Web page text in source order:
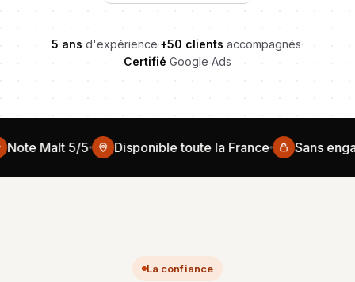
5 ans d'expérience·+50 clients accompagnés·
Certifié Google Ads
Malt 5/5 Disponible toute la France Sans
La confiance